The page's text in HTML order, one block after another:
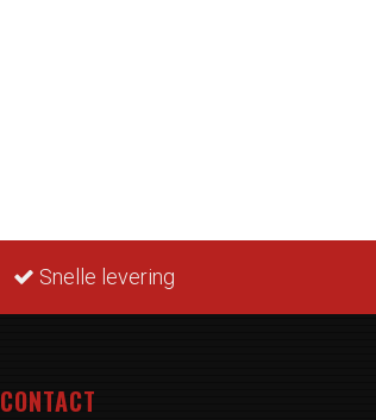
Snelle levering
CONTACT